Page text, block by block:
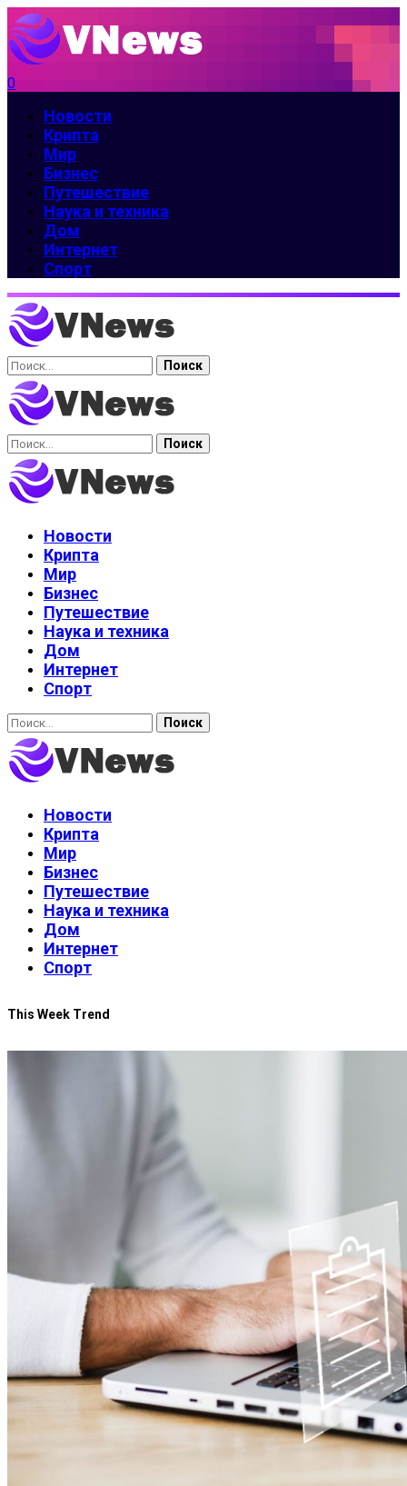
0
Новости
Крипта
Мир
Бизнес
Путешествие
Наука и техника
Дом
Интернет
Спорт
Найти:
Найти:
Новости
Крипта
Мир
Бизнес
Путешествие
Наука и техника
Дом
Интернет
Спорт
Найти:
Новости
Крипта
Мир
Бизнес
Путешествие
Наука и техника
Дом
Интернет
Спорт
This Week Trend